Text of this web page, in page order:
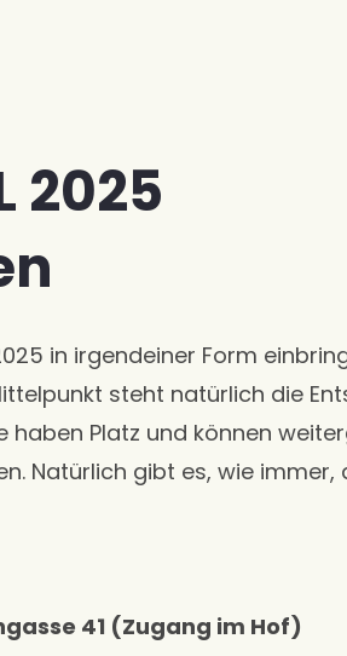
2025
in irgendeiner Form
steht natürlich die
Platz und können
Natürlich gibt es, wie immer,
41 (Zugang im Hof)